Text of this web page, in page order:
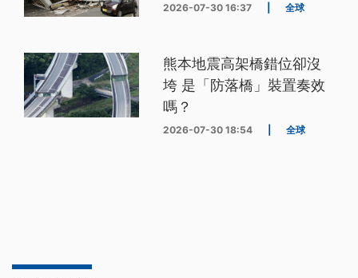
2026-07-30 16:37 全球
熊本地震高架橋錯位卻沒
垮 是「防落橋」裝置奏效
嗎？
2026-07-30 18:54 全球